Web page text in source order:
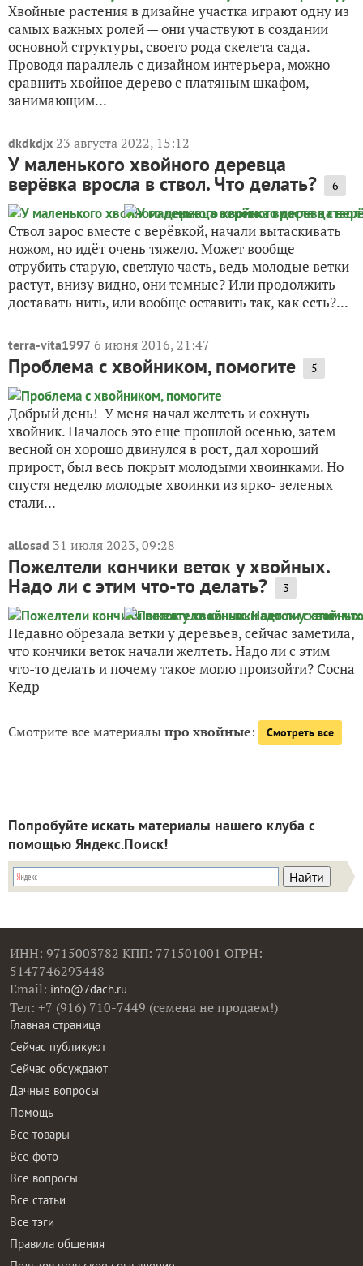
Хвойные растения в дизайне участка играют одну из
самых важных ролей — они участвуют в создании
основной структуры, своего рода скелета сада.
Проводя параллель с дизайном интерьера, можно
сравнить хвойное дерево с платяным шкафом,
занимающим...
dkdkdjx 23 августа 2022, 15:12
У маленького хвойного деревца
верёвка вросла в ствол. Что делать? 6
Ствол зарос вместе с верёвкой, начали вытаскивать
ножом, но идёт очень тяжело. Может вообще
отрубить старую, светлую часть, ведь молодые ветки
растут, внизу видно, они темные? Или продолжить
доставать нить, или вообще оставить так, как есть?...
terra-vita1997 6 июня 2016, 21:47
Проблема с хвойником, помогите 5
Добрый день! У меня начал желтеть и сохнуть
хвойник. Началось это еще прошлой осенью, затем
весной он хорошо двинулся в рост, дал хороший
прирост, был весь покрыт молодыми хвоинками. Но
спустя неделю молодые хвоинки из ярко- зеленых
стали...
allosad 31 июля 2023, 09:28
Пожелтели кончики веток у хвойных.
Надо ли с этим что-то делать? 3
Недавно обрезала ветки у деревьев, сейчас заметила,
что кончики веток начали желтеть. Надо ли с этим
что-то делать и почему такое могло произойти? Сосна
Кедр
Смотрите все материалыпро хвойные: Смотреть все
Попробуйте искать материалы нашего клуба с
помощью Яндекс.Поиск!
ИНН: 9715003782 КПП: 771501001 ОГРН:
5147746293448
Email: info@7dach.ru
Тел: +7 (916) 710-7449 (семена не продаем!)
Главная страница
Сейчас публикуют
Сейчас обсуждают
Дачные вопросы
Помощь
Все товары
Все фото
Все вопросы
Все статьи
Все тэги
Правила общения